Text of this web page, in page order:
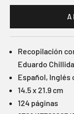
Recopilación
Eduardo Chillida
Español, Inglés
14.5 x 21.9 cm
124 páginas